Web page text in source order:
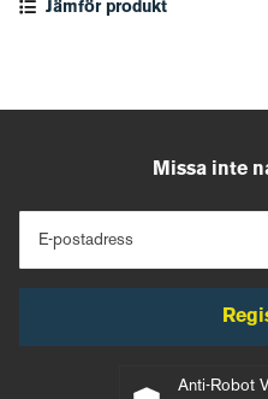
Jämför produkt
Missa inte
E-postadress
Anti-Robot